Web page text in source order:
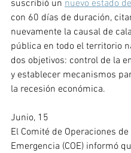
suscribió un nuevo estado
con 60 días de duración,
nuevamente la causal de
pública en todo el territorio
dos objetivos: control de la
y establecer mecanismos
la recesión económica.
Junio, 15
El Comité de Operaciones de
Emergencia (COE) informó